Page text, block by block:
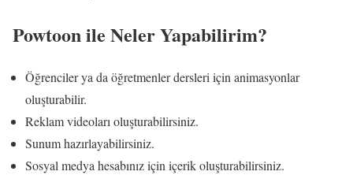
Powtoon ile Neler Yapabilirim?
Öğrenciler ya da öğretmenler dersleri için animasyonlar
oluşturabilir.
Reklam videoları oluşturabilirsiniz.
Sunum hazırlayabilirsiniz.
Sosyal medya hesabınız için içerik oluşturabilirsiniz.